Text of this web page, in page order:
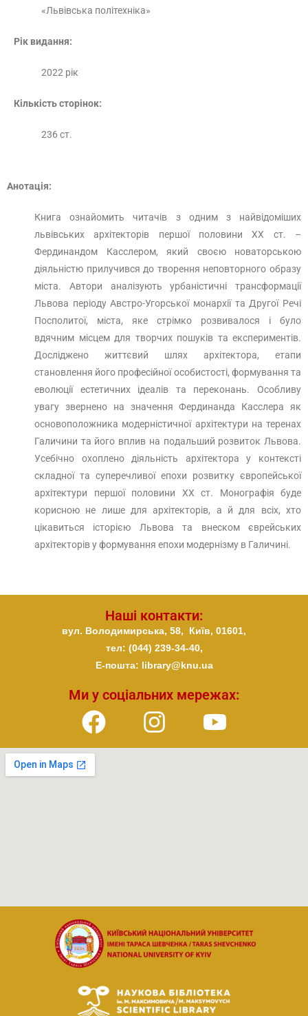
«Львівська політехніка»
Рік видання:
2022 рік
Кількість сторінок:
236 ст.
Анотація:
Книга ознайомить читачів з одним з найвідоміших
львівських архітекторів першої половини ХХ ст. –
Фердинандом Касслером, який своєю новаторською
діяльністю прилучився до творення неповторного образу
міста. Автори аналізують урбаністичні трансформації
Львова періоду Австро-Угорської монархії та Другої Речі
Посполитої, міста, яке стрімко розвивалося і було
вдячним місцем для творчих пошуків та експериментів.
Досліджено життєвий шлях архітектора, етапи
становлення його професійної особистості, формування та
еволюції естетичних ідеалів та переконань. Особливу
увагу звернено на значення Фердинанда Касслера як
основоположника модерністичної архітектури на теренах
Галичини та його вплив на подальший розвиток Львова.
Усебічно охоплено діяльність архітектора у контексті
складної та суперечливої епохи розвитку європейської
архітектури першої половини ХХ ст. Монографія буде
корисною не лише для архітекторів, а й для всіх, хто
цікавиться історією Львова та внеском єврейських
архітекторів у формування епохи модернізму в Галичині.
Наші контакти:
Ми у соціальних мережах:
вул. Володимирська, 58, Київ, 01601,
тел: (044) 239-34-40,
E-пошта: library@knu.ua